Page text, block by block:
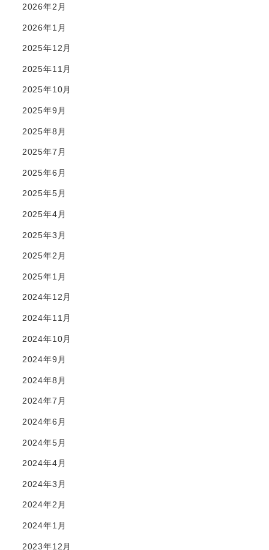
2026年2月
2026年1月
2025年12月
2025年11月
2025年10月
2025年9月
2025年8月
2025年7月
2025年6月
2025年5月
2025年4月
2025年3月
2025年2月
2025年1月
2024年12月
2024年11月
2024年10月
2024年9月
2024年8月
2024年7月
2024年6月
2024年5月
2024年4月
2024年3月
2024年2月
2024年1月
2023年12月